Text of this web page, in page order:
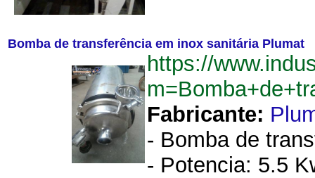
Bomba de transferência em inox sanitária Plumat
https://
Fabricante:
- Bomba de
- Potencia: 5.5